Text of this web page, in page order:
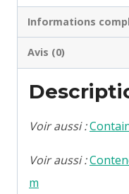
Informations
Avis (0)
Voir aussi :
Voir aussi :
m